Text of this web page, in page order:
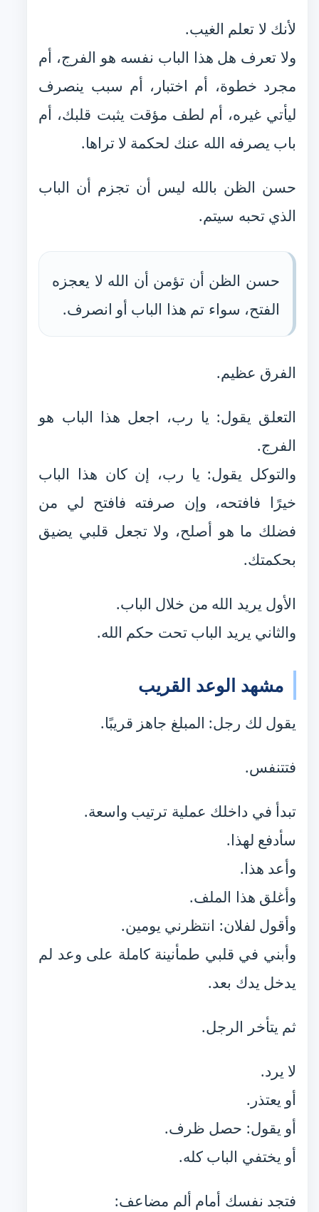
لأنك لا تعلم الغيب.
ولا تعرف هل هذا الباب نفسه هو الفرج، أم
مجرد خطوة، أم اختبار، أم سبب ينصرف
ليأتي غيره، أم لطف مؤقت يثبت قلبك، أم
باب يصرفه الله عنك لحكمة لا تراها.
حسن الظن بالله ليس أن تجزم أن الباب
الذي تحبه سيتم.
حسن الظن أن تؤمن أن الله لا يعجزه
الفتح، سواء تم هذا الباب أو انصرف.
الفرق عظيم.
التعلق يقول: يا رب، اجعل هذا الباب هو
الفرج.
والتوكل يقول: يا رب، إن كان هذا الباب
خيرًا فافتحه، وإن صرفته فافتح لي من
فضلك ما هو أصلح، ولا تجعل قلبي يضيق
بحكمتك.
الأول يريد الله من خلال الباب.
والثاني يريد الباب تحت حكم الله.
مشهد الوعد القريب
يقول لك رجل: المبلغ جاهز قريبًا.
فتتنفس.
تبدأ في داخلك عملية ترتيب واسعة.
سأدفع لهذا.
وأعد هذا.
وأغلق هذا الملف.
وأقول لفلان: انتظرني يومين.
وأبني في قلبي طمأنينة كاملة على وعد لم
يدخل يدك بعد.
ثم يتأخر الرجل.
لا يرد.
أو يعتذر.
أو يقول: حصل ظرف.
أو يختفي الباب كله.
فتجد نفسك أمام ألم مضاعف: